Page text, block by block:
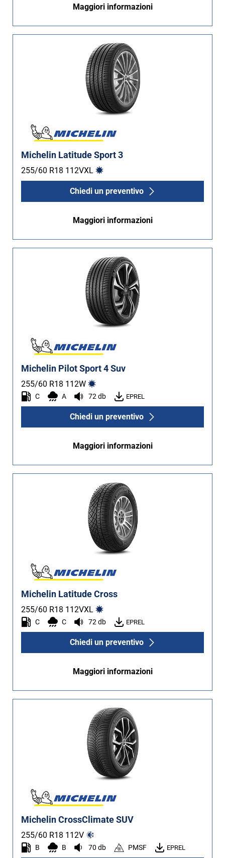
Maggiori informazioni
Michelin Latitude Sport 3
255/60 R18 112VXL
Chiedi un preventivo
Maggiori informazioni
Michelin Pilot Sport 4 Suv
255/60 R18 112W
C A 72 db EPREL
Chiedi un preventivo
Maggiori informazioni
Michelin Latitude Cross
255/60 R18 112VXL
C C 72 db EPREL
Chiedi un preventivo
Maggiori informazioni
Michelin CrossClimate SUV
255/60 R18 112V
B B 70 db PMSF EPREL